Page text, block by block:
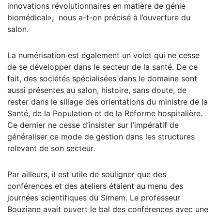
innovations révolutionnaires en matière de génie
biomédical», nous a-t-on précisé à l’ouverture du
salon.
La numérisation est également un volet qui ne cesse
de se développer dans le secteur de la santé. De ce
fait, des sociétés spécialisées dans le domaine sont
aussi présentes au salon, histoire, sans doute, de
rester dans le sillage des orientations du ministre de la
Santé, de la Population et de la Réforme hospitalière.
Ce dernier ne cesse d’insister sur l’impératif de
généraliser ce mode de gestion dans les structures
relevant de son secteur.
Par ailleurs, il est utile de souligner que des
conférences et des ateliers étaient au menu des
journées scientifiques du Simem. Le professeur
Bouziane avait ouvert le bal des conférences avec une